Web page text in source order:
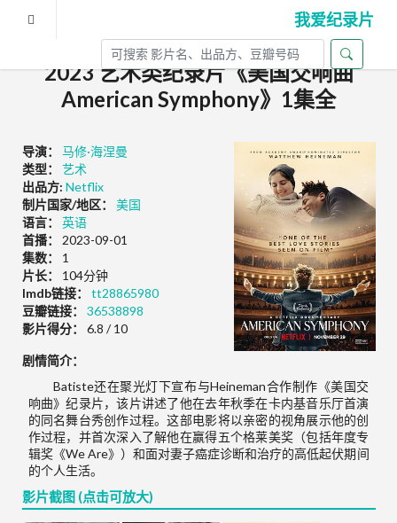
我爱纪录片
2023 艺术类纪录片《美国交响曲
American Symphony》1集全
导演：
马修·海涅曼
类型：
艺术
出品方: Netflix
制片国家/地区：
美国
语言：
英语
首播：
2023-09-01
集数：
1
片长：
104分钟
Imdb链接：
tt28865980
豆瓣链接：
36538898
影片得分：
6.8 / 10
剧情简介：
Batiste还在聚光灯下宣布与Heineman合作制作《美国交
响曲》纪录片，该片讲述了他在去年秋季在卡内基音乐厅首演
的同名舞台秀创作过程。这部电影将以亲密的视角展示他的创
作过程，并首次深入了解他在赢得五个格莱美奖（包括年度专
辑奖《We Are》）和面对妻子癌症诊断和治疗的高低起伏期间
的个人生活。
影片截图 (点击可放大)